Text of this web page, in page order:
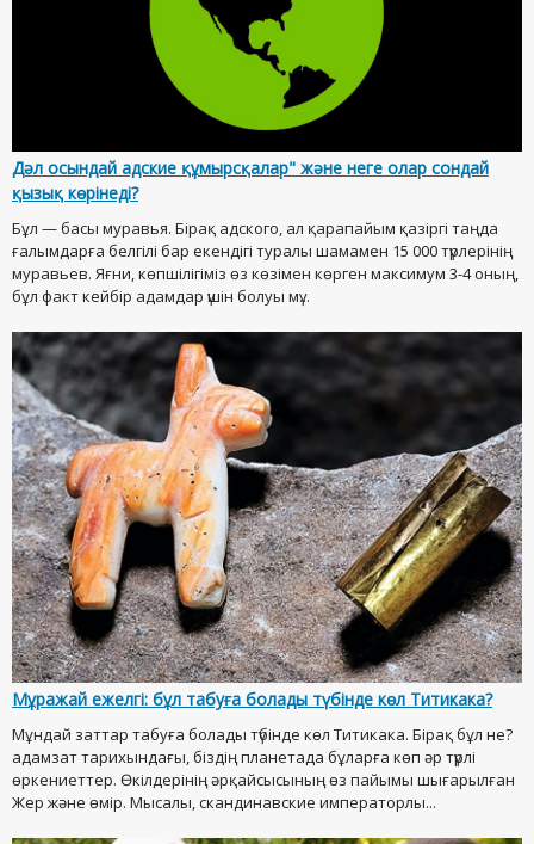
Дәл осындай адские құмырсқалар" және неге олар сондай
қызық көрінеді?
Бұл — басы муравья. Бірақ адского, ал қарапайым қазіргі таңда
ғалымдарға белгілі бар екендігі туралы шамамен 15 000 түрлерінің
муравьев. Яғни, көпшілігіміз өз көзімен көрген максимум 3-4 оның,
бұл факт кейбір адамдар үшін болуы мү...
Мұражай ежелгі: бұл табуға болады түбінде көл Титикака?
Мұндай заттар табуға болады түбінде көл Титикака. Бірақ бұл не?
адамзат тарихындағы, біздің планетада бұларға көп әр түрлі
өркениеттер. Өкілдерінің әрқайсысының өз пайымы шығарылған
Жер және өмір. Мысалы, скандинавские императорлы...